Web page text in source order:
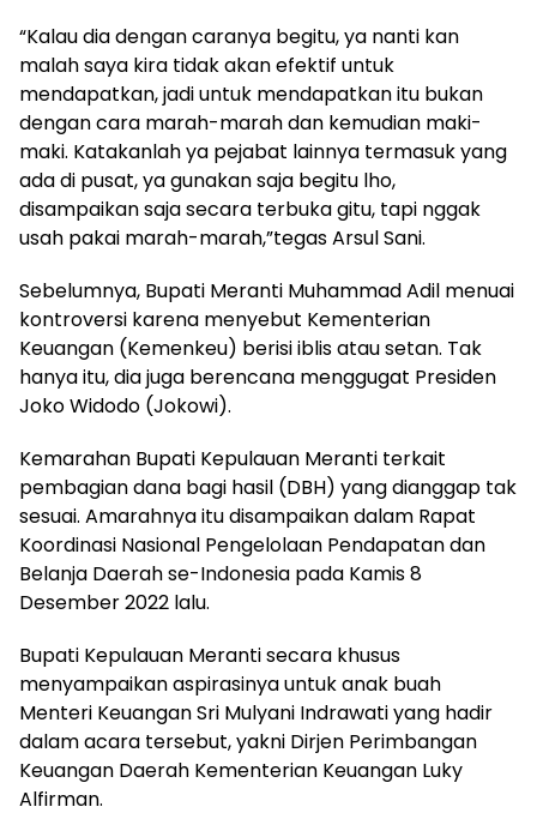
“Kalau dia dengan caranya begitu, ya nanti kan
malah saya kira tidak akan efektif untuk
mendapatkan, jadi untuk mendapatkan itu bukan
dengan cara marah-marah dan kemudian maki-
maki. Katakanlah ya pejabat lainnya termasuk yang
ada di pusat, ya gunakan saja begitu lho,
disampaikan saja secara terbuka gitu, tapi nggak
usah pakai marah-marah,”tegas Arsul Sani.
Sebelumnya, Bupati Meranti Muhammad Adil menuai
kontroversi karena menyebut Kementerian
Keuangan (Kemenkeu) berisi iblis atau setan. Tak
hanya itu, dia juga berencana menggugat Presiden
Joko Widodo (Jokowi).
Kemarahan Bupati Kepulauan Meranti terkait
pembagian dana bagi hasil (DBH) yang dianggap tak
sesuai. Amarahnya itu disampaikan dalam Rapat
Koordinasi Nasional Pengelolaan Pendapatan dan
Belanja Daerah se-Indonesia pada Kamis 8
Desember 2022 lalu.
Bupati Kepulauan Meranti secara khusus
menyampaikan aspirasinya untuk anak buah
Menteri Keuangan Sri Mulyani Indrawati yang hadir
dalam acara tersebut, yakni Dirjen Perimbangan
Keuangan Daerah Kementerian Keuangan Luky
Alfirman.